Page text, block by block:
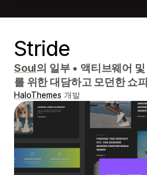
Stride
Soul의 일부 • 액티브웨어
를 위한 대담하고 모던한 쇼
HaloThemes 개발